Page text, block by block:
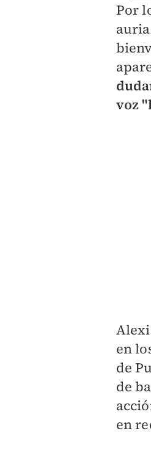
Por
voz
en
de
de
en